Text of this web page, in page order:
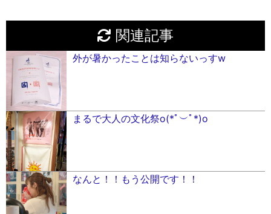
関連記事
外が暑かったことは知らないっすw
まるで大人の文化祭o(*ﾟ︶ﾟ*)o
なんと！！もう公開です！！